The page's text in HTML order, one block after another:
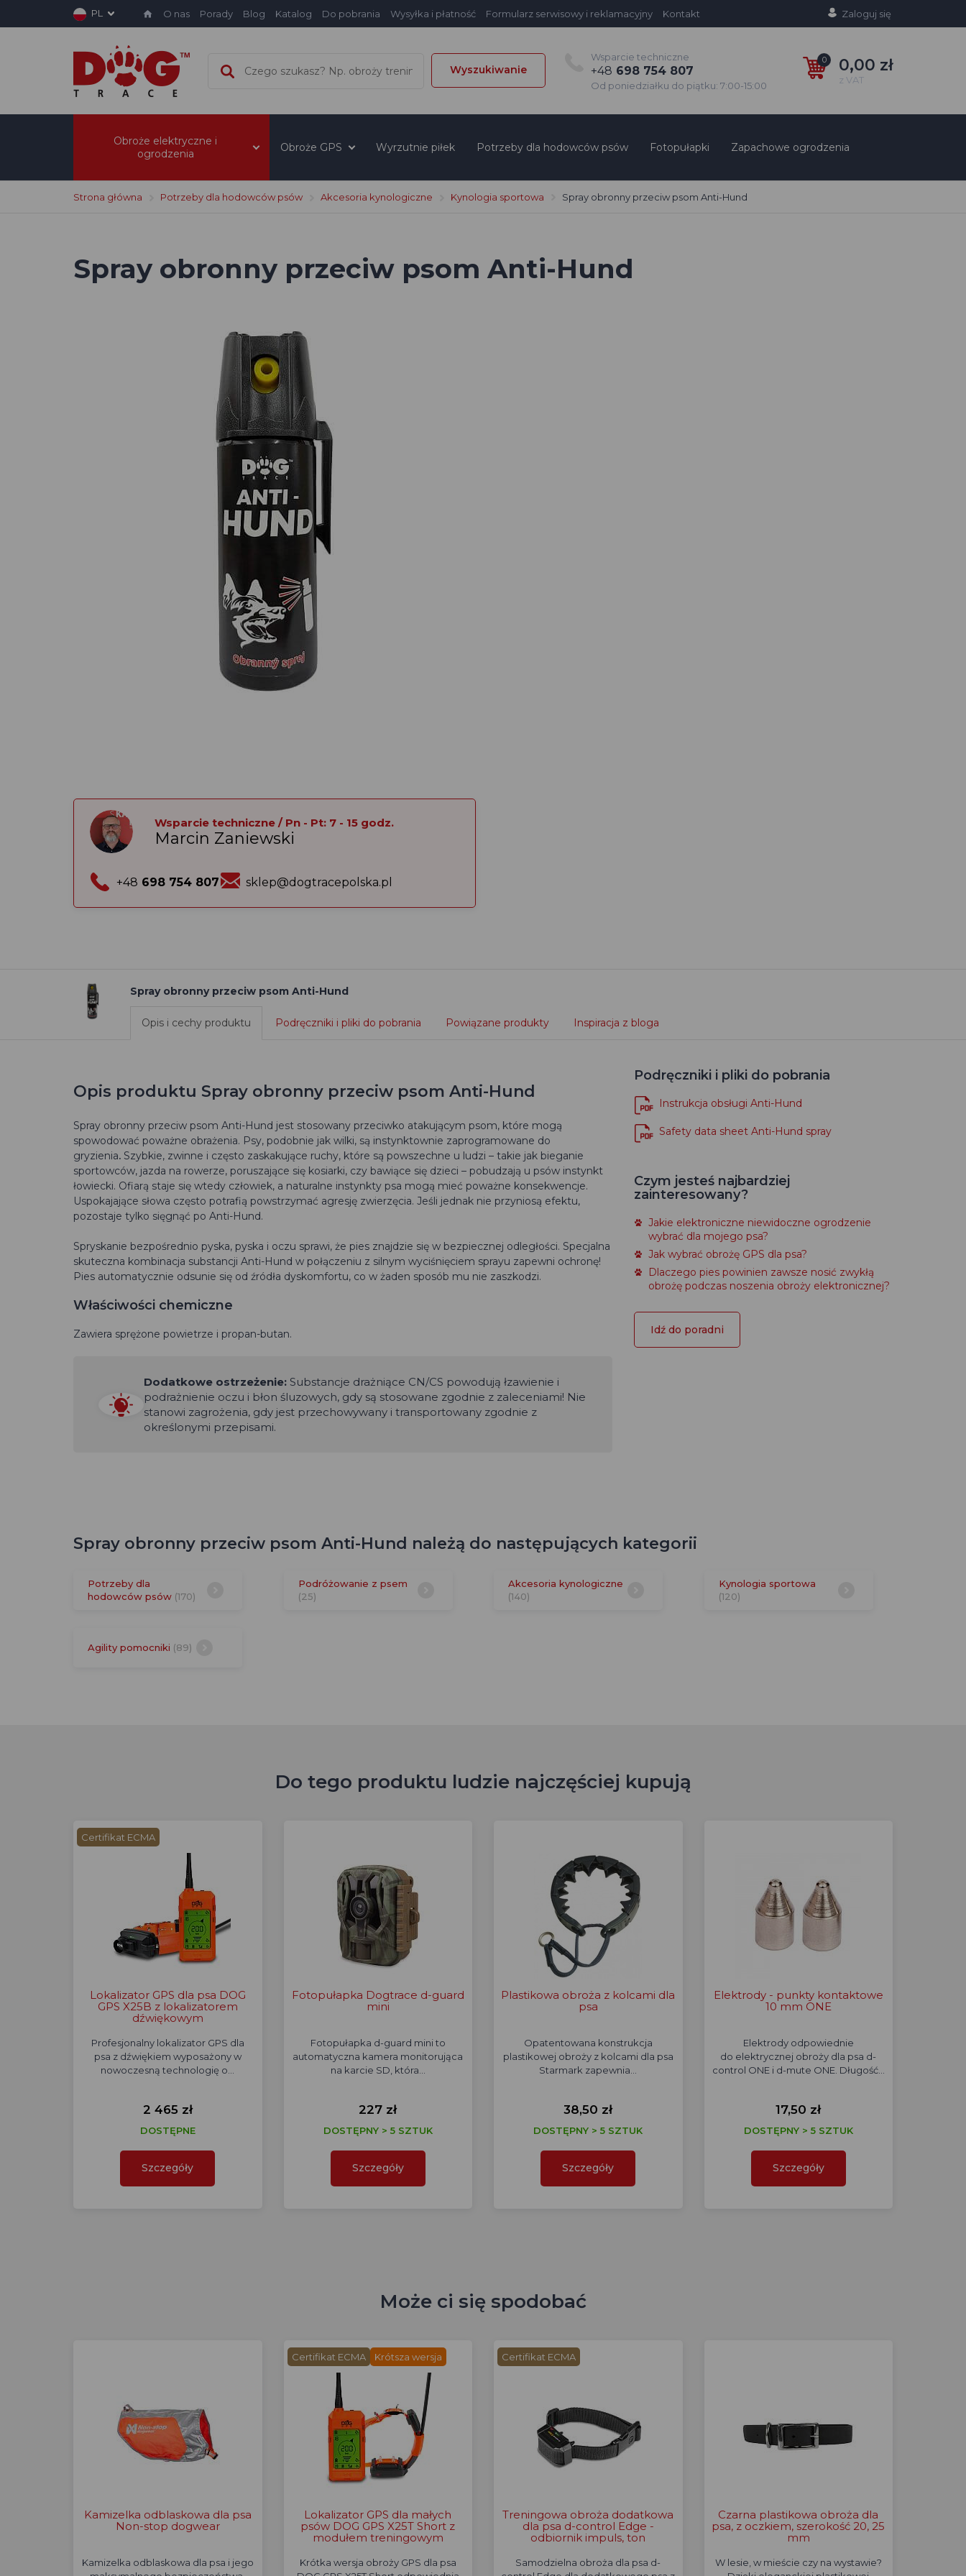
PL O nas Porady Blog Katalog Do pobrania Wysyłka i płatność Formularz serwisowy i reklamacyjny Kontakt Zaloguj się
Wyszukiwanie
Wsparcie techniczne
+48 698 754 807
Od poniedziałku do piątku: 7:00-15:00
0 0,00 zł
z VAT
Obroże elektryczne i
ogrodzenia
Obroże GPS Wyrzutnie piłek Potrzeby dla hodowców psów Fotopułapki Zapachowe ogrodzenia
Strona główna Potrzeby dla hodowców psów Akcesoria kynologiczne Kynologia sportowa Spray obronny przeciw psom Anti-Hund
Spray obronny przeciw psom Anti-Hund
Wsparcie techniczne / Pn - Pt: 7 - 15 godz.
Marcin Zaniewski
+48 698 754 807 sklep@dogtracepolska.pl
Spray obronny przeciw psom Anti-Hund
Opis i cechy produktu Podręczniki i pliki do pobrania Powiązane produkty Inspiracja z bloga
Opis produktu Spray obronny przeciw psom Anti-Hund
Spray obronny przeciw psom Anti-Hund jest stosowany przeciwko atakującym psom, które mogą
spowodować poważne obrażenia. Psy, podobnie jak wilki, są instynktownie zaprogramowane do
gryzienia. Szybkie, zwinne i często zaskakujące ruchy, które są powszechne u ludzi – takie jak bieganie
sportowców, jazda na rowerze, poruszające się kosiarki, czy bawiące się dzieci – pobudzają u psów instynkt
łowiecki. Ofiarą staje się wtedy człowiek, a naturalne instynkty psa mogą mieć poważne konsekwencje.
Uspokajające słowa często potrafią powstrzymać agresję zwierzęcia. Jeśli jednak nie przyniosą efektu,
pozostaje tylko sięgnąć po Anti-Hund.
Spryskanie bezpośrednio pyska, pyska i oczu sprawi, że pies znajdzie się w bezpiecznej odległości. Specjalna
skuteczna kombinacja substancji Anti-Hund w połączeniu z silnym wyciśnięciem sprayu zapewni ochronę!
Pies automatycznie odsunie się od źródła dyskomfortu, co w żaden sposób mu nie zaszkodzi.
Właściwości chemiczne
Zawiera sprężone powietrze i propan-butan.
Dodatkowe ostrzeżenie: Substancje drażniące CN/CS powodują łzawienie i
podrażnienie oczu i błon śluzowych, gdy są stosowane zgodnie z zaleceniami! Nie
stanowi zagrożenia, gdy jest przechowywany i transportowany zgodnie z
określonymi przepisami.
Podręczniki i pliki do pobrania
Instrukcja obsługi Anti-Hund
Safety data sheet Anti-Hund spray
Czym jesteś najbardziej
zainteresowany?
Jakie elektroniczne niewidoczne ogrodzenie
wybrać dla mojego psa?
Jak wybrać obrożę GPS dla psa?
Dlaczego pies powinien zawsze nosić zwykłą
obrożę podczas noszenia obroży elektronicznej?
Idź do poradni
Spray obronny przeciw psom Anti-Hund należą do następujących kategorii
Potrzeby dla
hodowców psów (170)
Podróżowanie z psem
(25)
Akcesoria kynologiczne
(140)
Kynologia sportowa
(120)
Agility pomocniki (89)
Do tego produktu ludzie najczęściej kupują
Certifikat ECMA
Lokalizator GPS dla psa DOG
GPS X25B z lokalizatorem
dźwiękowym
Profesjonalny lokalizator GPS dla
psa z dźwiękiem wyposażony w
nowoczesną technologię o…
2 465 zł
DOSTĘPNE
Szczegóły
Fotopułapka Dogtrace d-guard
mini
Fotopułapka d-guard mini to
automatyczna kamera monitorująca
na karcie SD, która…
227 zł
DOSTĘPNY > 5 SZTUK
Szczegóły
Plastikowa obroża z kolcami dla
psa
Opatentowana konstrukcja
plastikowej obroży z kolcami dla psa
Starmark zapewnia…
38,50 zł
DOSTĘPNY > 5 SZTUK
Szczegóły
Elektrody - punkty kontaktowe
10 mm ONE
Elektrody odpowiednie
do elektrycznej obroży dla psa d-
control ONE i d-mute ONE. Długość…
17,50 zł
DOSTĘPNY > 5 SZTUK
Szczegóły
Może ci się spodobać
Kamizelka odblaskowa dla psa
Non-stop dogwear
Kamizelka odblaskowa dla psa i jego
Certifikat ECMA Krótsza wersja
Lokalizator GPS dla małych
psów DOG GPS X25T Short z
modułem treningowym
Krótka wersja obroży GPS dla psa
Certifikat ECMA
Treningowa obroża dodatkowa
dla psa d-control Edge -
odbiornik impuls, ton
Samodzielna obroża dla psa d-
Czarna plastikowa obroża dla
psa, z oczkiem, szerokość 20, 25
mm
W lesie, w mieście czy na wystawie?